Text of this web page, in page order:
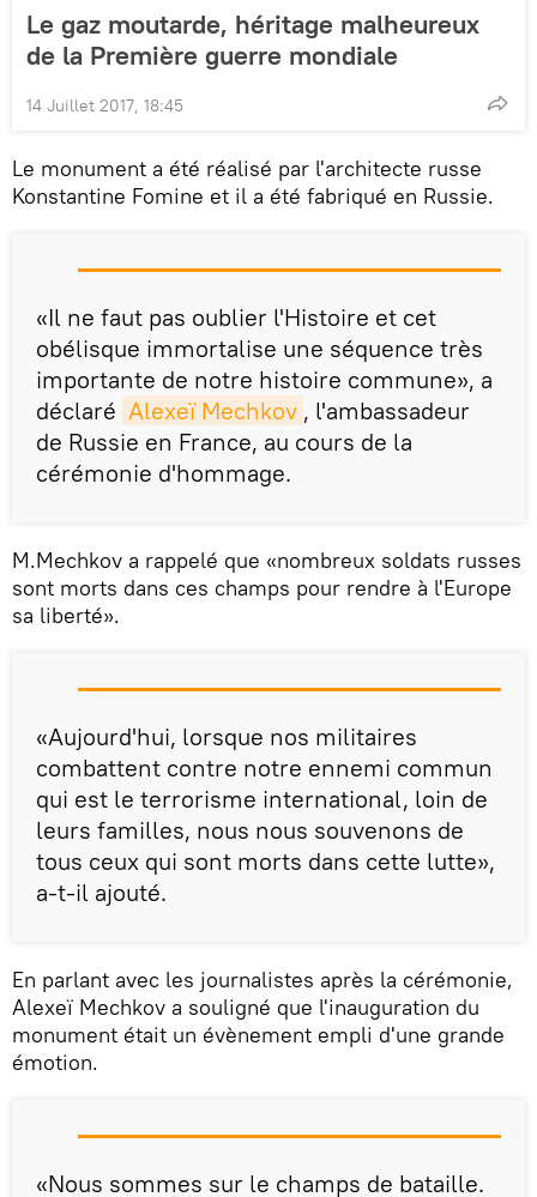
Le gaz moutarde, héritage malheureux
de la Première guerre mondiale
14 Juillet 2017, 18:45
Le monument a été réalisé par l'architecte russe
Konstantine Fomine et il a été fabriqué en Russie.
«Il ne faut pas oublier l'Histoire et cet
obélisque immortalise une séquence très
importante de notre histoire commune», a
déclaré Alexeï Mechkov , l'ambassadeur
de Russie en France, au cours de la
cérémonie d'hommage.
M.Mechkov a rappelé que «nombreux soldats russes
sont morts dans ces champs pour rendre à l'Europe
sa liberté».
«Aujourd'hui, lorsque nos militaires
combattent contre notre ennemi commun
qui est le terrorisme international, loin de
leurs familles, nous nous souvenons de
tous ceux qui sont morts dans cette lutte»,
a-t-il ajouté.
En parlant avec les journalistes après la cérémonie,
Alexeï Mechkov a souligné que l'inauguration du
monument était un évènement empli d'une grande
émotion.
«Nous sommes sur le champs de bataille.